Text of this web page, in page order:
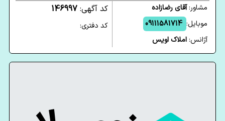
مشاور:آقای رضازاده
موبایل: 09111581714
آژانس:املاک اویس
کد آگهی: 146997
کد دفتری: